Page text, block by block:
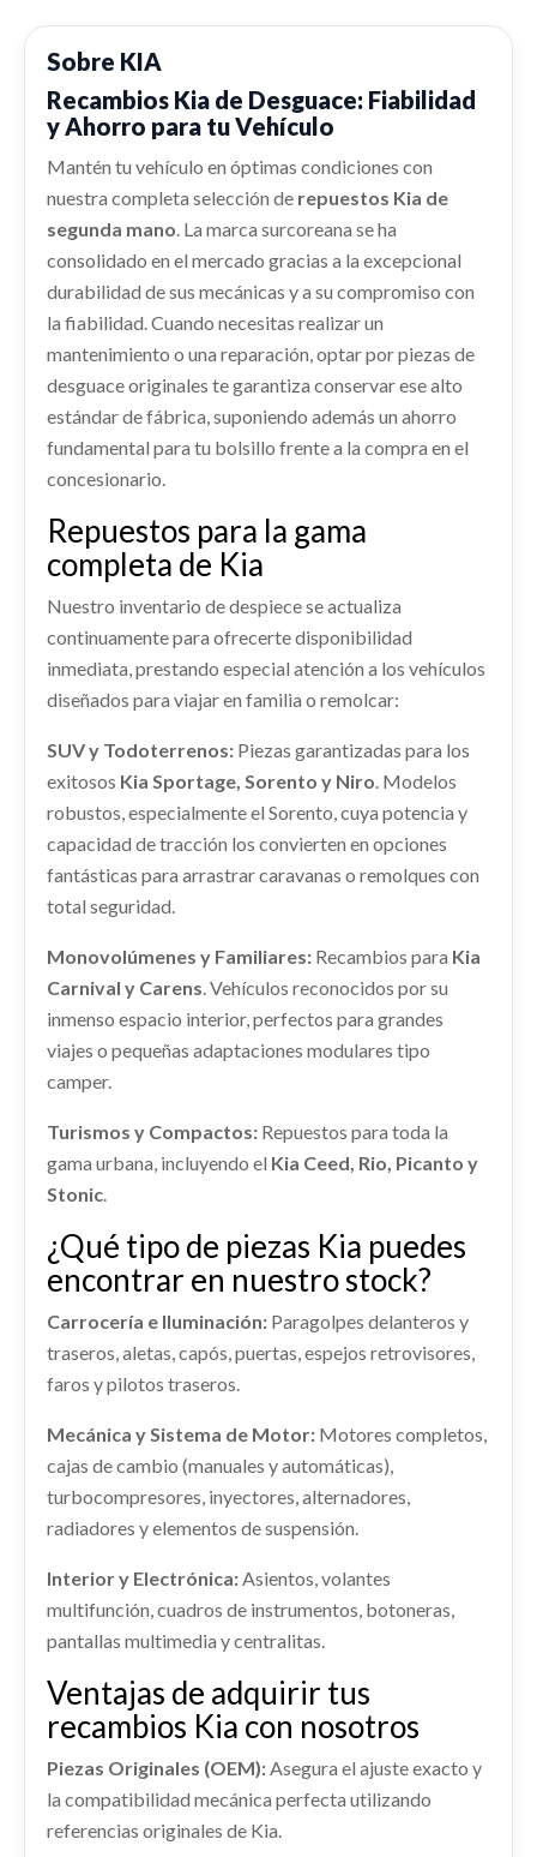
Ref: 2379511 OEM: 52910AT100
145,42 € shopping_cart
LLANTA 52910AT100 usado.
KIA NIRO II (SG2) 1.6 GDI HYBRID
Ref: 2322434 OEM: 52910AT100
145,42 €
92401AT000
PILOTO TRASERO IZQUIERDO 92401AT000
usado.
KIA NIRO II (SG2) 1.6 GDI HYBRID
Ref: 2274128 OEM: 92401AT000
Consultar
REFUERZO PARAGOLPES DELANTERO
REFUERZO PARAGOLPES DELANTERO usado.
KIA NIRO II (SG2) 1.6 GDI HYBRID
Ref: 2274137
Consultar
ALETA DELANTERA DERECHA 66321AT000
usado.
KIA NIRO II (SG2) 1.6 GDI HYBRID
Ref: 2274105 OEM: 66321AT000
176,22 €
ALETA DELANTERA IZQUIERDA
66311AT000
ALETA DELANTERA IZQUIERDA 66311AT000
KIA NIRO II (SG2) 1.6 GDI HYBRID
Ref: 2274106 OEM: 66311AT000
176,22 €
PUERTA TRASERA DERECHA 77004AT000
PUERTA TRASERA DERECHA 77004AT000 usado.
KIA NIRO II (SG2) 1.6 GDI HYBRID
Ref: 2274134 OEM: 77004AT000
PUERTA TRASERA IZQUIERDA
77003AT000
PUERTA TRASERA IZQUIERDA 77003AT000
usado.
Ref: 2274135 OEM: 77003AT000
528,22 €
RETROVISOR DERECHO
KIA NIRO II (SG2) 1.6 GDI HYBRID
Ref: 2274139
PORTON TRASERO 72800AT070
PORTON TRASERO 72800AT070 usado.
KIA NIRO II (SG2) 1.6 GDI HYBRID
699,82 €
REFUERZO PARAGOLPES TRASERO
REFUERZO PARAGOLPES TRASERO usado.
KIA NIRO II (SG2) 1.6 GDI HYBRID
Ref: 2274138
Consultar
Ref: 2274114
Consultar
MANGUETA DELANTERA DERECHA
51711AT000
MANGUETA DELANTERA DERECHA 51711AT000
KIA NIRO II (SG2) 1.6 GDI HYBRID
2274122 51711AT000
Consultar
MANGUETA DELANTERA IZQUIERDA
51710AT000
MANGUETA DELANTERA IZQUIERDA... usado.
Ref: 2274123 OEM: 51710AT000
Consultar
TRANSMISION DELANTERA DERECHA
TRANSMISION DELANTERA DERECHA... usado.
KIA NIRO II (SG2) 1.6 GDI HYBRID
Consultar
INTERCOOLER
INTERCOOLER usado.
KIA NIRO II (SG2) 1.6 GDI HYBRID
Consultar
RADIADOR AGUA 25310G2000
RADIADOR AGUA 25310G2000 usado.
KIA NIRO II (SG2) 1.6 GDI HYBRID
Ref: 2274136 OEM: 25310G2000
83,83 €
AFORADOR
AFORADOR usado.
Consultar
PUENTE DELANTERO
PUENTE DELANTERO usado.
KIA NIRO II (SG2) 1.6 GDI HYBRID
Ref: 2274130
Consultar
PUENTE TRASERO 55410AT000 usado.
KIA NIRO II (SG2) 1.6 GDI HYBRID
Ref: 2274131 OEM: 55410AT000
Consultar
ABS 58500AT050
ABS 58500AT050 usado.
KIA NIRO II (SG2) 1.6 GDI HYBRID
Ref: 2274100 OEM: 58500AT050
Consultar
Sobre KIA
Recambios Kia de Desguace: Fiabilidad
y Ahorro para tu Vehículo
Mantén tu vehículo en óptimas condiciones con
nuestra completa selección de repuestos Kia de
segunda mano. La marca surcoreana se ha
consolidado en el mercado gracias a la excepcional
durabilidad de sus mecánicas y a su compromiso con
la fiabilidad. Cuando necesitas realizar un
mantenimiento o una reparación, optar por piezas de
desguace originales te garantiza conservar ese alto
estándar de fábrica, suponiendo además un ahorro
fundamental para tu bolsillo frente a la compra en el
concesionario.
Repuestos para la gama
completa de Kia
Nuestro inventario de despiece se actualiza
continuamente para ofrecerte disponibilidad
inmediata, prestando especial atención a los vehículos
diseñados para viajar en familia o remolcar:
SUV y Todoterrenos: Piezas garantizadas para los
exitosos Kia Sportage, Sorento y Niro. Modelos
robustos, especialmente el Sorento, cuya potencia y
capacidad de tracción los convierten en opciones
fantásticas para arrastrar caravanas o remolques con
total seguridad.
Monovolúmenes y Familiares: Recambios para Kia
Carnival y Carens. Vehículos reconocidos por su
inmenso espacio interior, perfectos para grandes
viajes o pequeñas adaptaciones modulares tipo
camper.
Turismos y Compactos: Repuestos para toda la
gama urbana, incluyendo el Kia Ceed, Rio, Picanto y
Stonic.
¿Qué tipo de piezas Kia puedes
encontrar en nuestro stock?
Carrocería e Iluminación: Paragolpes delanteros y
traseros, aletas, capós, puertas, espejos retrovisores,
faros y pilotos traseros.
Mecánica y Sistema de Motor: Motores completos,
cajas de cambio (manuales y automáticas),
turbocompresores, inyectores, alternadores,
radiadores y elementos de suspensión.
Interior y Electrónica:Asientos, volantes
multifunción, cuadros de instrumentos, botoneras,
pantallas multimedia y centralitas.
Ventajas de adquirir tus
recambios Kia con nosotros
Piezas Originales (OEM):Asegura el ajuste exacto y
la compatibilidad mecánica perfecta utilizando
referencias originales de Kia.